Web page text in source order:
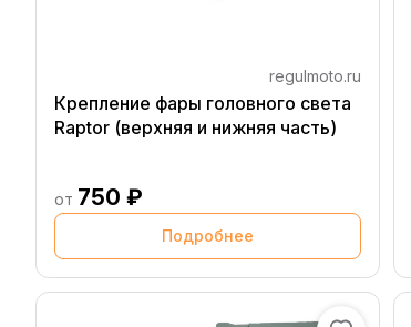
regulmoto.ru
Крепление фары головного света
Raptor (верхняя и нижняя часть)
от 750 ₽
Подробнее